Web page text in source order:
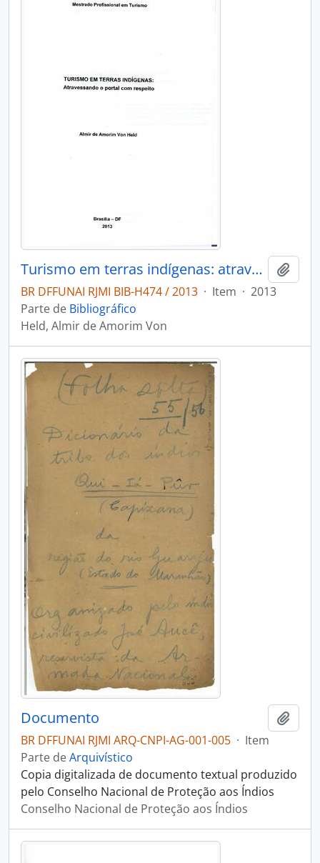
Turismo em terras indígenas: atravessando o portal com respeito
BR DFFUNAI RJMI BIB-H474 / 2013 · Item · 2013
Parte de Bibliográfico
Held, Almir de Amorim Von
Documento
BR DFFUNAI RJMI ARQ-CNPI-AG-001-005 · Item
Parte deArquivístico
Copia digitalizada de documento textual produzido
pelo Conselho Nacional de Proteção aos Índios
Conselho Nacional de Proteção aos Índios